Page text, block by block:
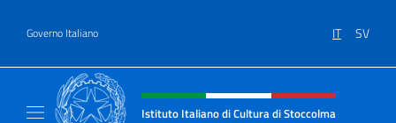
Governo Italiano IT SV
Intestazione sito, social e menù
Istituto Italiano di Cultura di Stoccolma